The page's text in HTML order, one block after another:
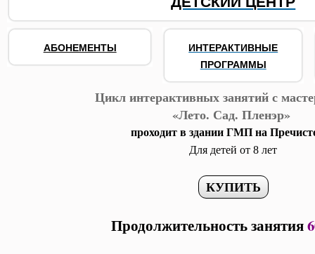
АБОНЕМЕНТЫ
ИНТЕРАКТИВНЫЕ
ПРОГРАММЫ
Цикл интерактивных занятий с
«Лето. Сад. Пленэр»
проходит в здании ГМП на
Для детей от 8 лет
Продолжительность занятия